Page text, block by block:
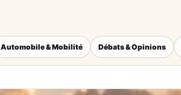
Automobile & Mobilité Débats & Opinions